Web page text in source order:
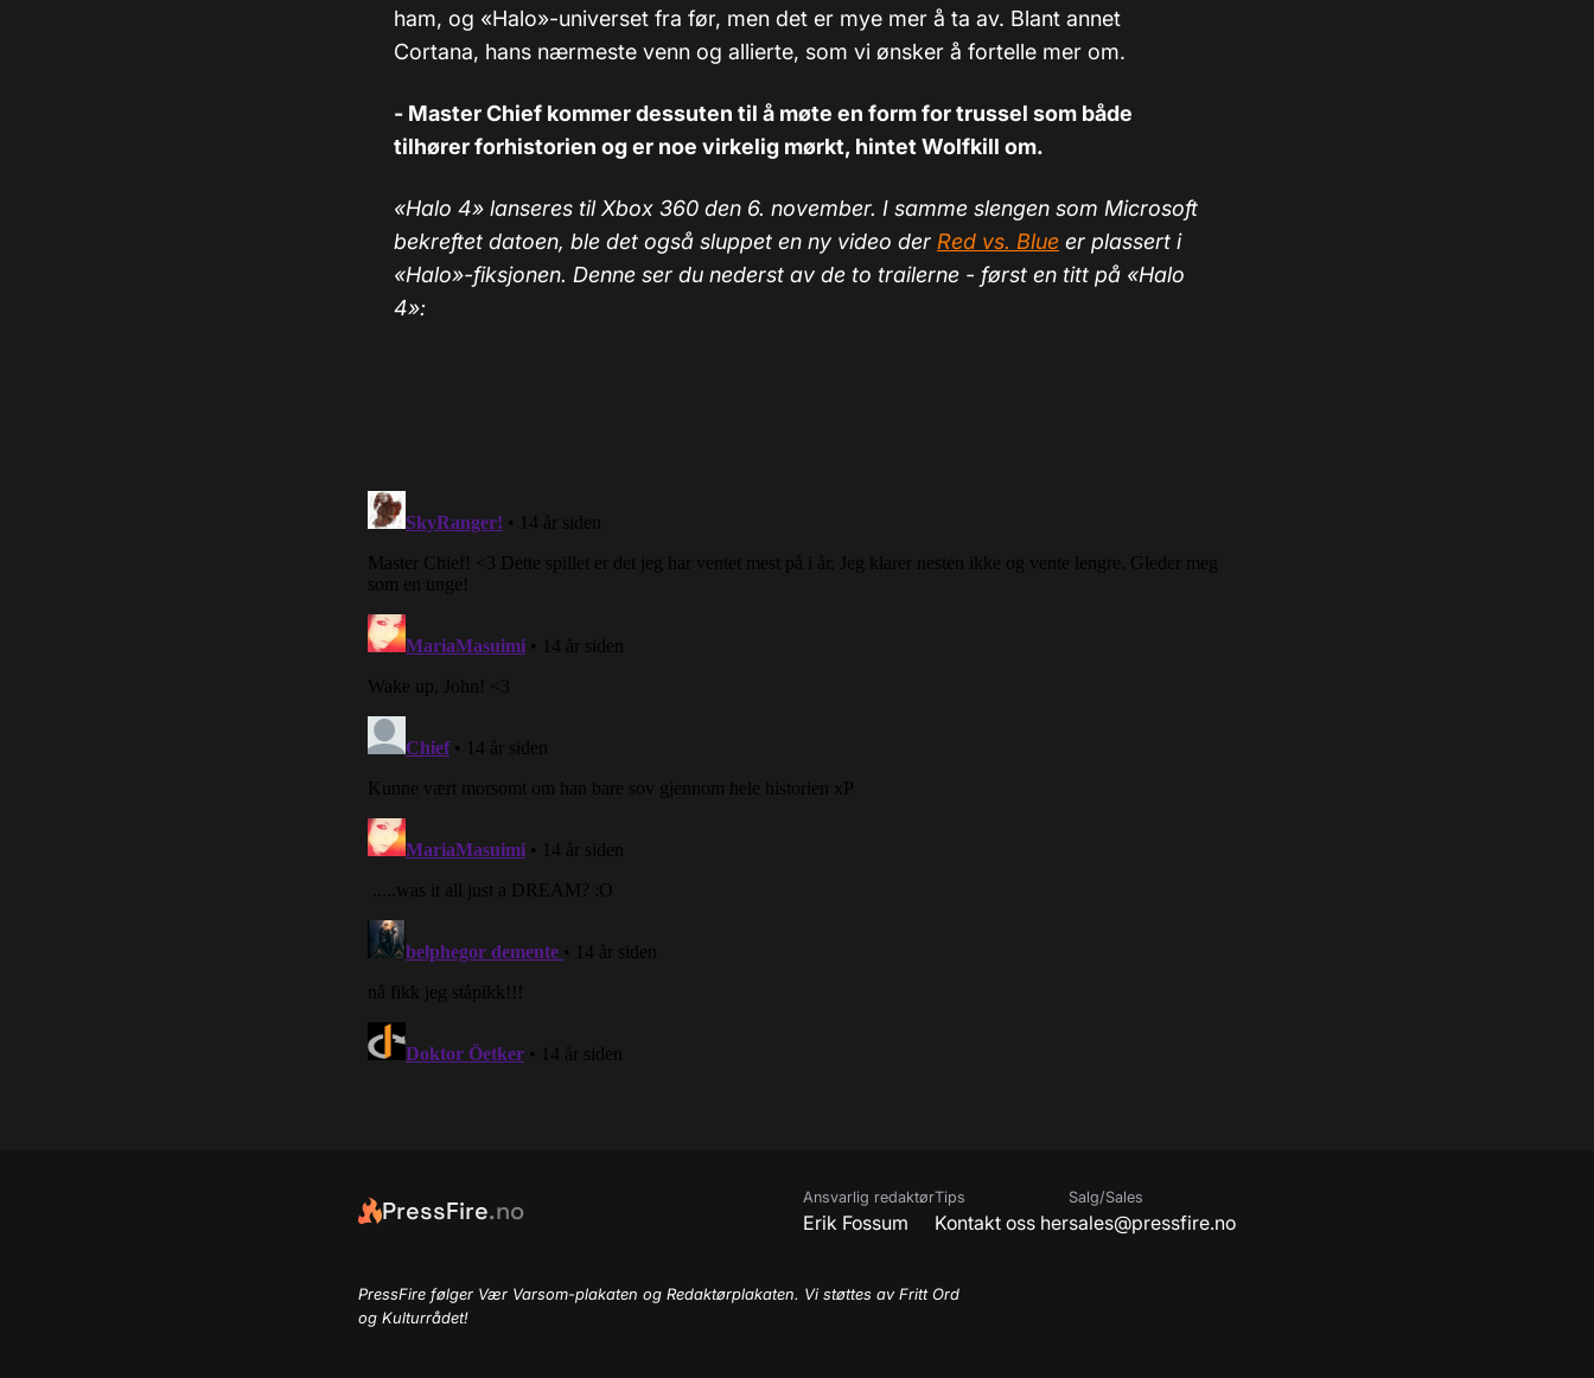
ham, og «Halo»-universet fra før, men det er mye mer å ta av. Blant annet
Cortana, hans nærmeste venn og allierte, som vi ønsker å fortelle mer om.
- Master Chief kommer dessuten til å møte en form for trussel som både
tilhører forhistorien og er noe virkelig mørkt, hintet Wolfkill om.
«Halo 4» lanseres til Xbox 360 den 6. november. I samme slengen som Microsoft
bekreftet datoen, ble det også sluppet en ny video der Red vs. Blue er plassert i
«Halo»-fiksjonen. Denne ser du nederst av de to trailerne - først en titt på «Halo
4»:
PressFire.no Ansvarlig redaktør
Erik Fossum
Tips
Kontakt oss her
Salg/Sales
sales@pressfire.no
PressFire følger Vær Varsom-plakaten og Redaktørplakaten. Vi støttes av Fritt Ord
og Kulturrådet!